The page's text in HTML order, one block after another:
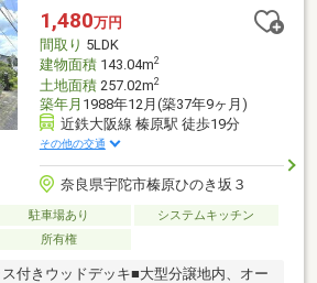
ださい。□■当社ＨＰはこちら
1,480万円
間取り 5LDK
建物面積143.04m2
土地面積257.02m2
築年月 1988年12月(築37年9ヶ月)
近鉄大阪線 榛原駅 徒歩19分
その他の交通
奈良県宇陀市榛原ひのき坂３
駐車場あり
システムキッチン
所有権
付きウッドデッキ■大型分譲地内、オー